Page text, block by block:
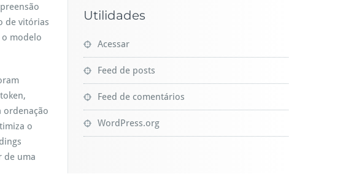
de vitórias
o modelo
ordenação
o
de uma
Utilidades
Acessar
Feed de posts
Feed de comentários
WordPress.org